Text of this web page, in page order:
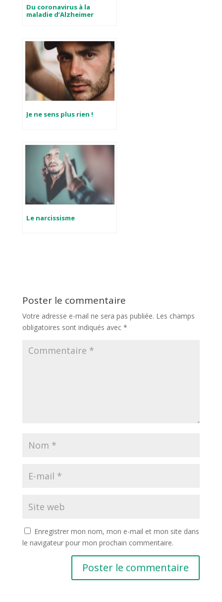
Du coronavirus à la
maladie d’Alzheimer
Je ne sens plus rien !
Le narcissisme
Poster le commentaire
Votre adresse e-mail ne sera pas publiée. Les champs
obligatoires sont indiqués avec *
Enregistrer mon nom, mon e-mail et mon site dans
le navigateur pour mon prochain commentaire.